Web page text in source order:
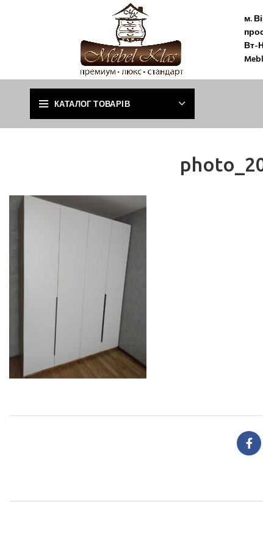
м.
Вт-
КАТАЛОГ ТОВАРІВ